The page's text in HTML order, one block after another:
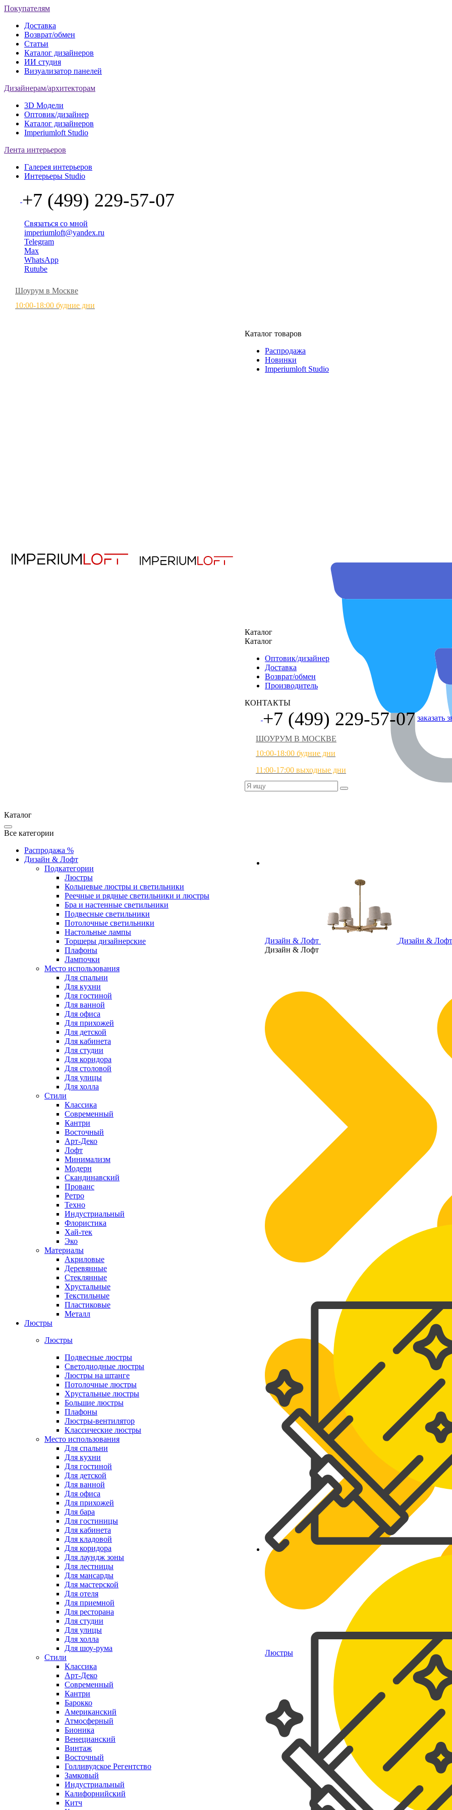
Покупателям
Доставка
Возврат/обмен
Статьи
Каталог дизайнеров
ИИ студия
Визуализатор панелей
Дизайнерам/архитекторам
3D Модели
Оптовик/дизайнер
Каталог дизайнеров
Imperiumloft Studio
Лента интерьеров
Галерея интерьеров
Интерьеры Studio
+7 (499) 229-57-07
Связаться со мной
imperiumloft@yandex.ru
Telegram
Max
WhatsApp
Rutube
Шоурум в Москве
10:00-18:00 будние дни
Каталог товаров
Распродажа
Новинки
Imperiumloft Studio
Дизайн & Лофт
Дизайн & Лофт
Дизайн & Лофт
Люстры
Каталог
Каталог
Оптовик/дизайнер
Доставка
Возврат/обмен
Производитель
КОНТАКТЫ
+7 (499) 229-57-07 заказать
ШОУРУМ В МОСКВЕ
10:00-18:00 будние дни
11:00-17:00 выходные дни
Каталог
Все категории
Распродажа %
Дизайн & Лофт
Подкатегории
Люстры
Кольцевые люстры и светильники
Реечные и рядные светильники и люстры
Бра и настенные светильники
Подвесные светильники
Потолочные светильники
Настольные лампы
Торшеры дизайнерские
Плафоны
Лампочки
Место использования
Для спальни
Для кухни
Для гостиной
Для ванной
Для офиса
Для прихожей
Для детской
Для кабинета
Для студии
Для коридора
Для столовой
Для улицы
Для холла
Стили
Классика
Современный
Кантри
Восточный
Арт-Деко
Лофт
Минимализм
Модерн
Скандинавский
Прованс
Ретро
Техно
Индустриальный
Флористика
Хай-тек
Эко
Материалы
Акриловые
Деревянные
Стеклянные
Хрустальные
Текстильные
Пластиковые
Металл
Люстры
Люстры
Подвесные люстры
Светодиодные люстры
Люстры на штанге
Потолочные люстры
Хрустальные люстры
Большие люстры
Плафоны
Люстры-вентилятор
Классические люстры
Место использования
Для спальни
Для кухни
Для гостиной
Для детской
Для ванной
Для офиса
Для прихожей
Для бара
Для гостиницы
Для кабинета
Для кладовой
Для коридора
Для лаундж зоны
Для лестницы
Для мансарды
Для мастерской
Для отеля
Для приемной
Для ресторана
Для студии
Для улицы
Для холла
Для шоу-рума
Стили
Классика
Арт-Деко
Современный
Кантри
Барокко
Американский
Атмосферный
Бионика
Венецианский
Винтаж
Восточный
Голливудское Регентство
Замковый
Индустриальный
Калифорнийский
Китч